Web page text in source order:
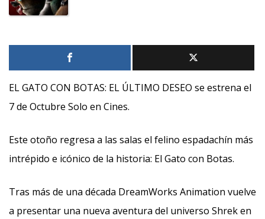
EL GATO CON BOTAS: EL ÚLTIMO DESEO se estrena el
7 de Octubre Solo en Cines.
Este otoño regresa a las salas el felino espadachín más
intrépido e icónico de la historia: El Gato con Botas.
Tras más de una década DreamWorks Animation vuelve
a presentar una nueva aventura del universo Shrek en